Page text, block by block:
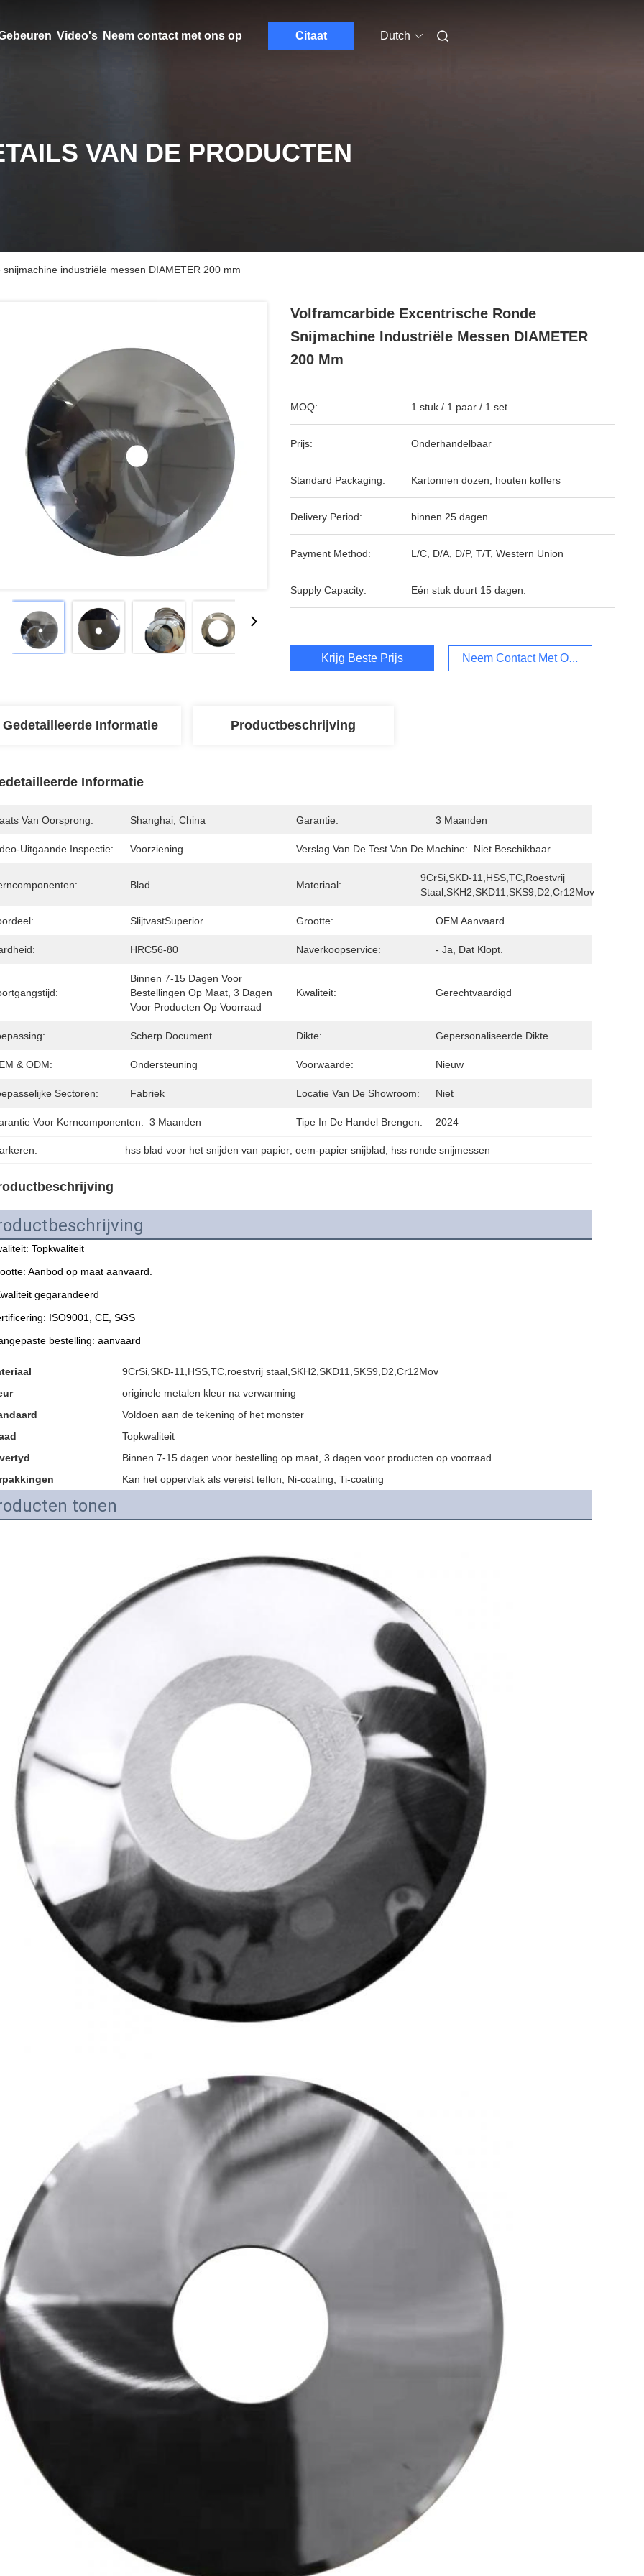
Video's Neem contact met ons op Citaat Dutch
VAN DE PRODUCTEN
industriële messen DIAMETER 200 mm
Volframcarbide Excentrische Ronde
Snijmachine Industriële Messen DIAMETER
200 Mm
MOQ: 1 stuk / 1 paar / 1 set
Prijs: Onderhandelbaar
Standard Packaging: Kartonnen dozen, houten koffers
Delivery Period: binnen 25 dagen
Payment Method: L/C, D/A, D/P, T/T, Western Union
Supply Capacity: Eén stuk duurt 15 dagen.
Krijg Beste Prijs Neem Contact Met Ons Op
Gedetailleerde Informatie Productbeschrijving
Informatie
Van Oorsprong: Shanghai, China Garantie: 3 Maanden
Uitgaande Inspectie: Voorziening Verslag Van De Test Van De Machine: Niet Beschikbaar
Blad Materiaal:
9CrSi,SKD-11,HSS,TC,roestvrij
Staal,SKH2,SKD11,SKS9,D2,Cr12Mov
SlijtvastSuperior Grootte: OEM Aanvaard
HRC56-80 Naverkoopservice: - Ja, Dat Klopt.
Binnen 7-15 Dagen Voor
Bestellingen Op Maat, 3 Dagen
Voor Producten Op Voorraad
Kwaliteit: Gerechtvaardigd
Scherp Document Dikte: Gepersonaliseerde Dikte
& ODM: Ondersteuning Voorwaarde: Nieuw
Sectoren: Fabriek Locatie Van De Showroom: Niet
Voor Kerncomponenten: 3 Maanden Tipe In De Handel Brengen: 2024
hss blad voor het snijden van papier , oem-papier snijblad hss ronde snijmessen
Topkwaliteit
Aanbod op maat aanvaard.
gegarandeerd
ISO9001, CE, SGS
bestelling: aanvaard
9CrSi,SKD-11,HSS,TC,roestvrij staal,SKH2,SKD11,SKS9,D2,Cr12Mov
originele metalen kleur na verwarming
Voldoen aan de tekening of het monster
Topkwaliteit
Binnen 7-15 dagen voor bestelling op maat, 3 dagen voor producten op voorraad
Kan het oppervlak als vereist teflon, Ni-coating, Ti-coating
tonen